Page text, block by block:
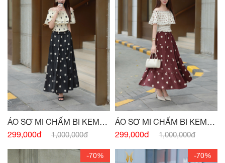
ÁO SƠ MI CHẤM BI KEM
ĐEN CHUN VAI
299,000đ 1,000,000đ
ÁO SƠ MI CHẤM BI KEM
ĐỎ CHUN VAI
299,000đ 1,000,000đ
-70% -70%